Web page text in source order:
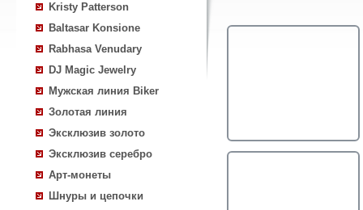
Kristy Patterson
Baltasar Konsione
Rabhasa Venudary
DJ Magic Jewelry
Мужская линия Biker
Золотая линия
Эксклюзив золото
Эксклюзив серебро
Арт-монеты
Шнуры и цепочки